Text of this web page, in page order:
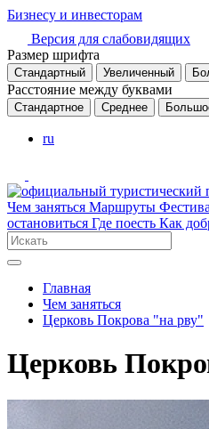
Бизнесу и инвесторам
Версия для слабовидящих
Размер шрифта
Стандартный Увеличенный
Расстояние между буквами
Стандартное Среднее
ru
Чем заняться Маршруты
остановиться Где поесть Как
Главная
Чем заняться
Церковь Покрова "на рву"
Церковь